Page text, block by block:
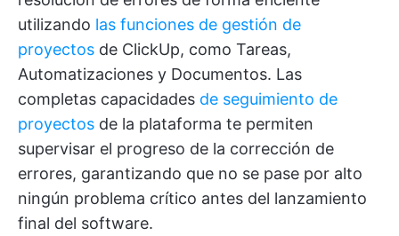
utilizando las funciones de gestión de
proyectos de ClickUp, como Tareas,
Automatizaciones y Documentos. Las
completas capacidades de seguimiento de
proyectos de la plataforma te permiten
supervisar el progreso de la corrección de
errores, garantizando que no se pase por alto
ningún problema crítico antes del lanzamiento
final del software.